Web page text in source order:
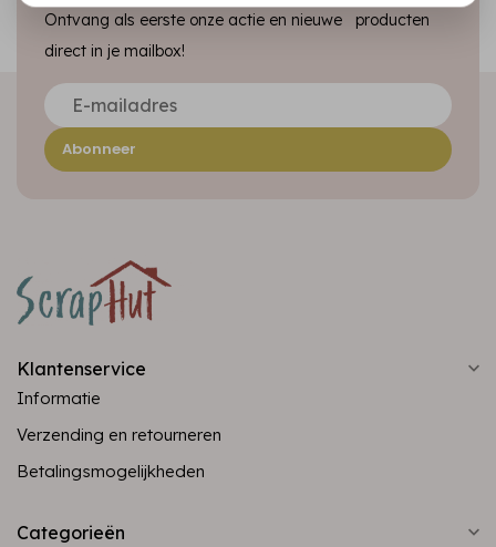
Ontvang als eerste onze actie en nieuwe producten
direct in je mailbox!
Abonneer
Klantenservice
Informatie
Verzending en retourneren
Betalingsmogelijkheden
Categorieën